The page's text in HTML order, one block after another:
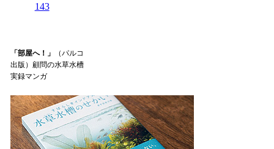
143
「部屋へ！」
（パルコ
出版）顧問の水草水槽
実録マンガ